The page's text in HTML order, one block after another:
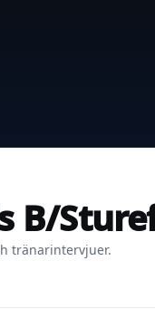
B/
tränarintervjuer.